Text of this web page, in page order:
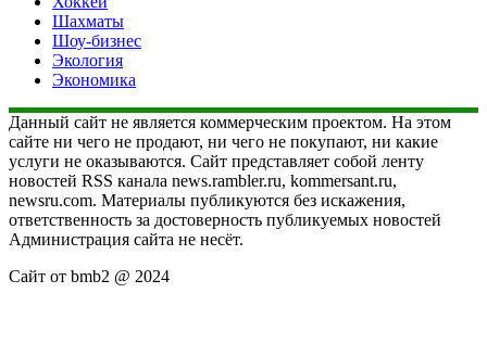
Шахматы
Шоу-бизнес
Экология
Экономика
Данный сайт не является коммерческим проектом. На этом
сайте ни чего не продают, ни чего не покупают, ни какие
услуги не оказываются. Сайт представляет собой ленту
новостей RSS канала news.rambler.ru, kommersant.ru,
newsru.com. Материалы публикуются без искажения,
ответственность за достоверность публикуемых новостей
Администрация сайта не несёт.
Сайт от bmb2 @ 2024